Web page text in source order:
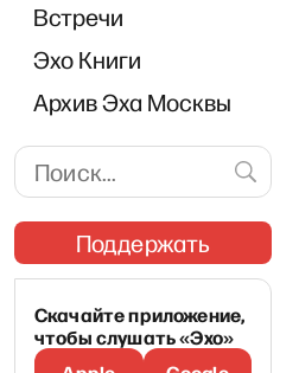
Встречи
Эхо Книги
Архив Эха Москвы
Поддержать
Скачайте приложение,
чтобы слушать «Эхо»